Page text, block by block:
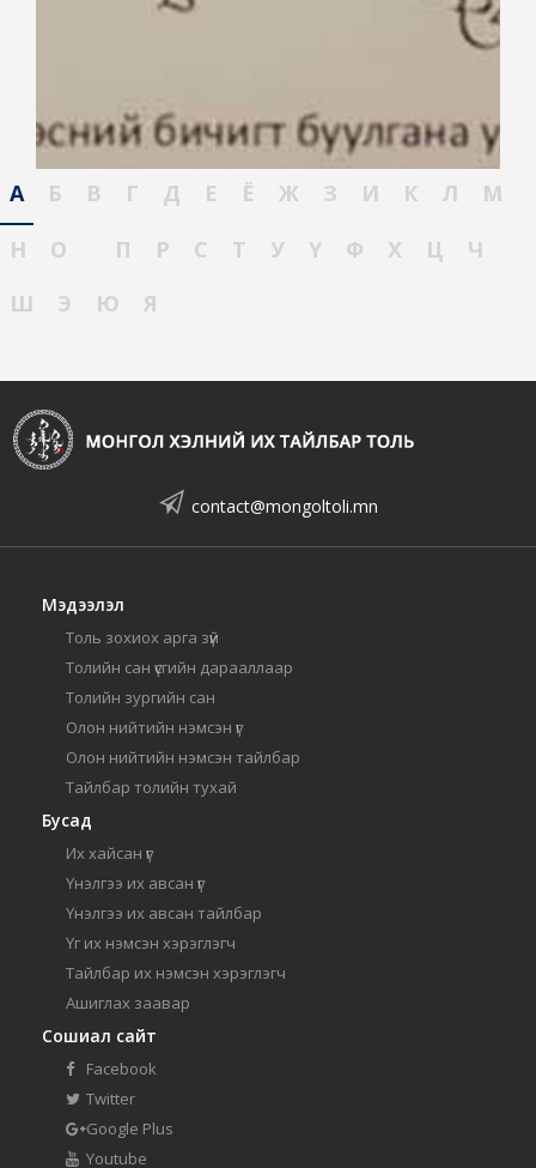
А Б В Г Д Е Ё Ж З И К Л
М
Н
О П Р С Т У Ү Ф Х Ц
Ч
Ш
Э Ю Я
contact@mongoltoli.mn
Мэдээлэл
Толь зохиох арга зүй
Толийн сан үсгийн дарааллаар
Толийн зургийн сан
Олон нийтийн нэмсэн үг
Олон нийтийн нэмсэн тайлбар
Тайлбар толийн тухай
Бусад
Их хайсан үг
Үнэлгээ их авсан үг
Үнэлгээ их авсан тайлбар
Үг их нэмсэн хэрэглэгч
Тайлбар их нэмсэн хэрэглэгч
Ашиглах заавар
Сошиал сайт
Facebook
Twitter
Google Plus
Youtube